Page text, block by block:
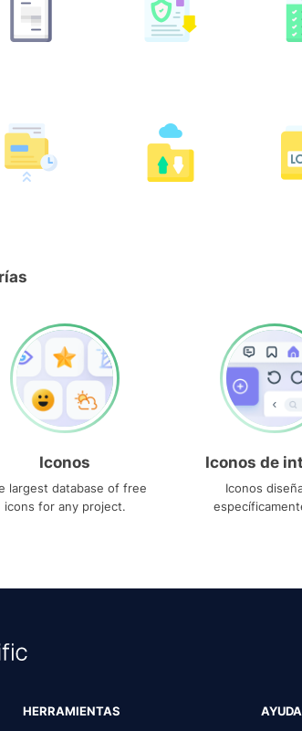
Iconos
largest database of free
icons for any project.
Iconos de
Iconos
HERRAMIENTAS AYUDA